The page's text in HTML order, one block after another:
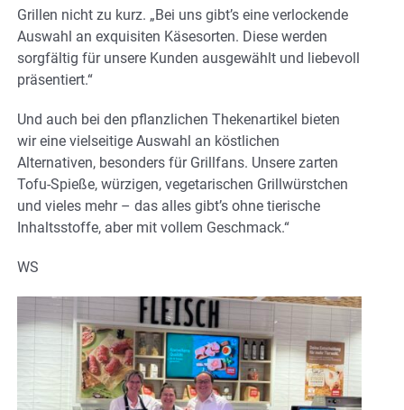
Grillen nicht zu kurz. „Bei uns gibt’s eine verlockende
Auswahl an exquisiten Käsesorten. Diese werden
sorgfältig für unsere Kunden ausgewählt und liebevoll
präsentiert.“
Und auch bei den pflanzlichen Thekenartikel bieten
wir eine vielseitige Auswahl an köstlichen
Alternativen, besonders für Grillfans. Unsere zarten
Tofu-Spieße, würzigen, vegetarischen Grillwürstchen
und vieles mehr – das alles gibt’s ohne tierische
Inhaltsstoffe, aber mit vollem Geschmack.“
WS